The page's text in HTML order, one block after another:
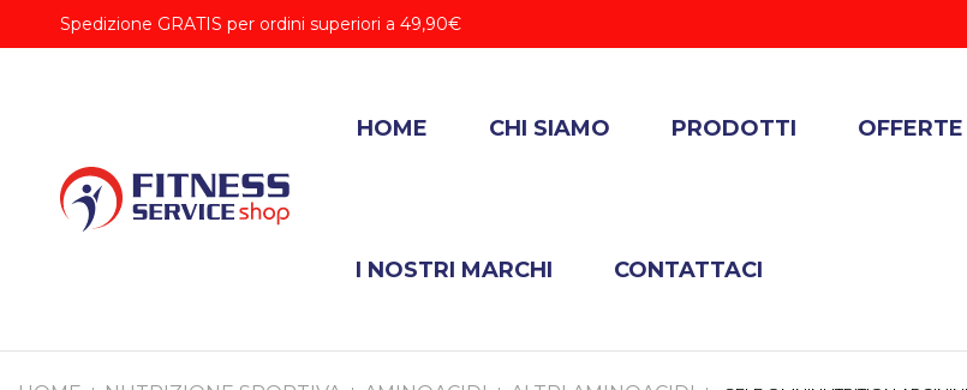
Spedizione GRATIS per ordini superiori a 49,90€
HOME CHI SIAMO PRODOTTI
I NOSTRI MARCHI CONTATTACI